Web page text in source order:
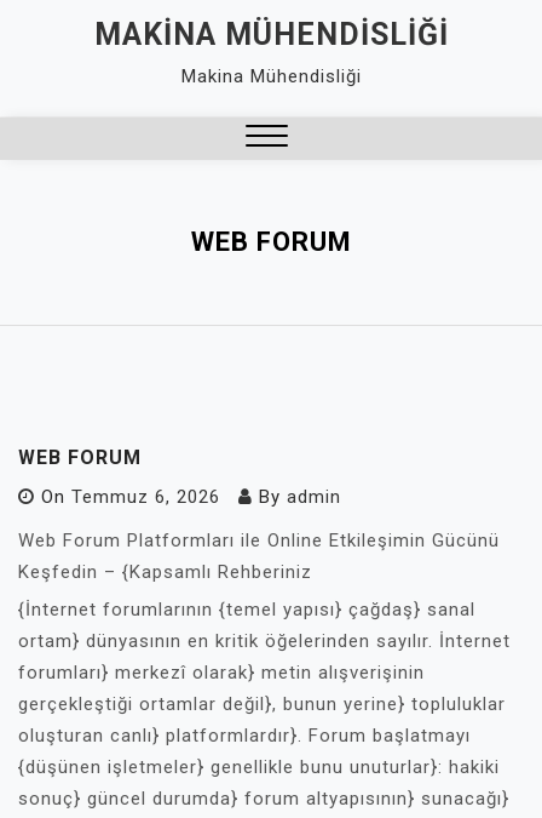
MAKINA MÜHENDISLIĞI
Makina Mühendisliği
WEB FORUM
WEB FORUM
On Temmuz 6, 2026 By admin
Web Forum Platformları ile Online Etkileşimin Gücünü
Keşfedin – {Kapsamlı Rehberiniz
{İnternet forumlarının {temel yapısı} çağdaş} sanal
ortam} dünyasının en kritik öğelerinden sayılır. İnternet
forumları} merkezî olarak} metin alışverişinin
gerçekleştiği ortamlar değil}, bunun yerine} topluluklar
oluşturan canlı} platformlardır}. Forum başlatmayı
{düşünen işletmeler} genellikle bunu unuturlar}: hakiki
sonuç} güncel durumda} forum altyapısının} sunacağı}